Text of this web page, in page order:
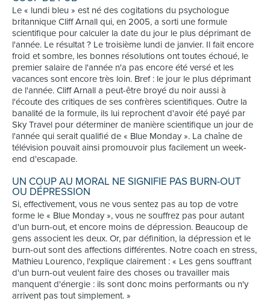
Le « lundi bleu » est né des cogitations du psychologue
britannique Cliff Arnall qui, en 2005, a sorti une formule
scientifique pour calculer la date du jour le plus déprimant de
l'année. Le résultat ? Le troisième lundi de janvier. Il fait encore
froid et sombre, les bonnes résolutions ont toutes échoué, le
premier salaire de l'année n'a pas encore été versé et les
vacances sont encore très loin. Bref : le jour le plus déprimant
de l'année. Cliff Arnall a peut-être broyé du noir aussi à
l'écoute des critiques de ses confrères scientifiques. Outre la
banalité de la formule, ils lui reprochent d'avoir été payé par
Sky Travel pour déterminer de manière scientifique un jour de
l'année qui serait qualifié de « Blue Monday ». La chaîne de
télévision pouvait ainsi promouvoir plus facilement un week-
end d'escapade.
UN COUP AU MORAL NE SIGNIFIE PAS BURN-OUT
OU DÉPRESSION
Si, effectivement, vous ne vous sentez pas au top de votre
forme le « Blue Monday », vous ne souffrez pas pour autant
d'un burn-out, et encore moins de dépression. Beaucoup de
gens associent les deux. Or, par définition, la dépression et le
burn-out sont des affections différentes. Notre coach en stress,
Mathieu Lourenco, l'explique clairement : « Les gens souffrant
d'un burn-out veulent faire des choses ou travailler mais
manquent d'énergie : ils sont donc moins performants ou n'y
arrivent pas tout simplement. »